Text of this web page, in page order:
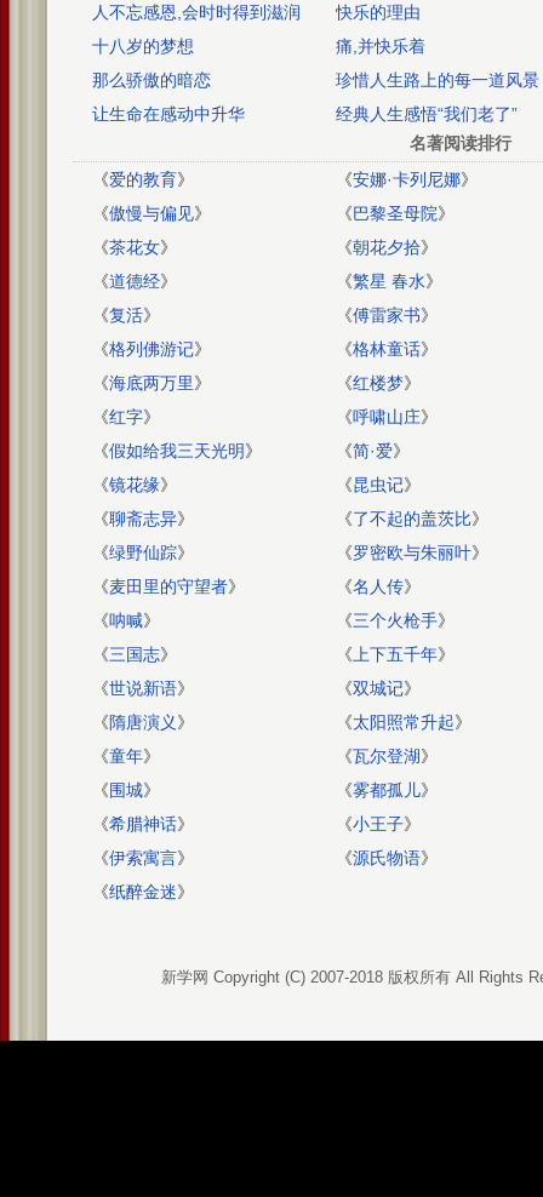
人不忘感恩,会时时得到滋润
快乐的理由
十八岁的梦想
痛,并快乐着
那么骄傲的暗恋
珍惜人生路上的每一道风景
让生命在感动中升华
经典人生感悟“我们老了”
名著阅读排行
《爱的教育》 《安娜·卡列尼娜》
《傲慢与偏见》 《巴黎圣母院》
《茶花女》 《朝花夕拾》
《道德经》 《繁星 春水》
《复活》 《傅雷家书》
《格列佛游记》 《格林童话》
《海底两万里》 《红楼梦》
《红字》 《呼啸山庄》
《假如给我三天光明》 《简·爱》
《镜花缘》 《昆虫记》
《聊斋志异》 《了不起的盖茨比》
《绿野仙踪》 《罗密欧与朱丽叶》
《麦田里的守望者》 《名人传》
《呐喊》 《三个火枪手》
《三国志》 《 上下五千年》
《世说新语》 《双城记》
《隋唐演义》 《太阳照常升起》
《童年》 《瓦尔登湖》
《围城》 《雾都孤儿》
《希腊神话》 《小王子》
《伊索寓言》 《源氏物语》
《纸醉金迷》
新学网 Copyright (C) 2007-2018 版权所有 All Rights